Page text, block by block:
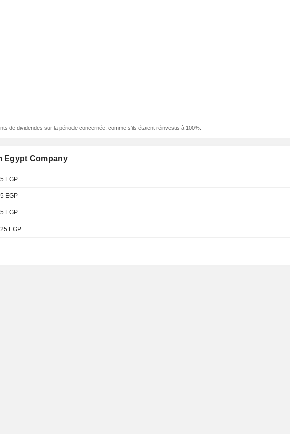
de dividendes sur la période concernée, comme s'ils étaient réinvestis à 100%.
Egypt Company
EGP
EGP
EGP
EGP